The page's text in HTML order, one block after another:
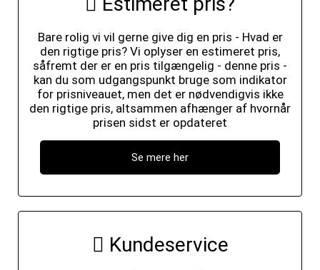
Bare rolig vi vil gerne give dig en pris - Hvad er
den rigtige pris? Vi oplyser en estimeret pris,
såfremt der er en pris tilgængelig - denne pris -
kan du som udgangspunkt bruge som indikator
for prisniveauet, men det er nødvendigvis ikke
den rigtige pris, altsammen afhænger af hvornår
prisen sidst er opdateret
Se mere her
Kundeservice